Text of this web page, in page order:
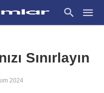
Sınırlayın
2024